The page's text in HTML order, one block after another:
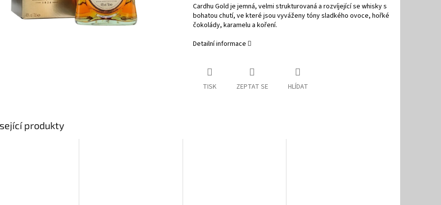
Cardhu Gold je jemná, velmi strukturovaná a rozvíjející se whisky s
bohatou chutí, ve které jsou vyváženy tóny sladkého ovoce, hořké
čokolády, karamelu a koření.
Detailní informace
TISK ZEPTAT SE HLÍDAT
produkty